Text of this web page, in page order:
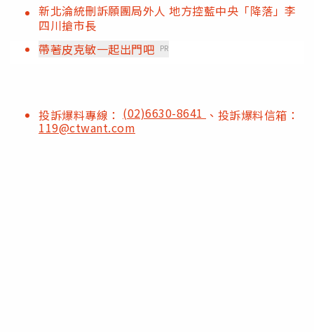
新北淪統刪訴願團局外人 地方控藍中央「降落」李
四川搶市長
帶著皮克敏一起出門吧 PR
投訴爆料專線： (02)6630-8641 、投訴爆料信箱：
119@ctwant.com